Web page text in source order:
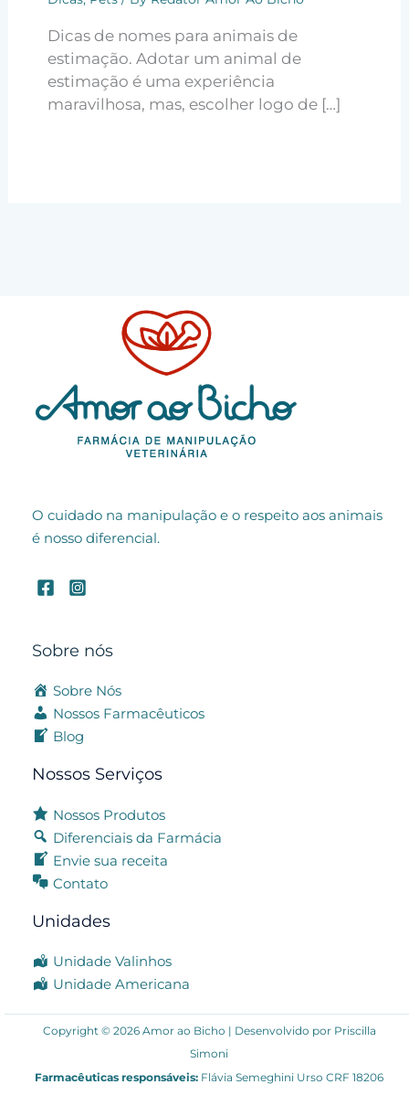
Dicas de nomes para animais de
estimação. Adotar um animal de
estimação é uma experiência
maravilhosa, mas, escolher logo de […]
O cuidado na manipulação e o respeito aos animais
é nosso diferencial.
Sobre nós
Sobre Nós
Nossos Farmacêuticos
Blog
Nossos Serviços
Nossos Produtos
Diferenciais da Farmácia
Envie sua receita
Contato
Unidades
Unidade Valinhos
Unidade Americana
Copyright © 2026 Amor ao Bicho | Desenvolvido por Priscilla
Simoni
Farmacêuticas responsáveis: Flávia Semeghini Urso CRF 18206